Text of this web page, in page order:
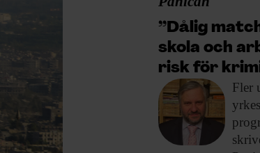
”Dålig
skola och
risk för
Fler